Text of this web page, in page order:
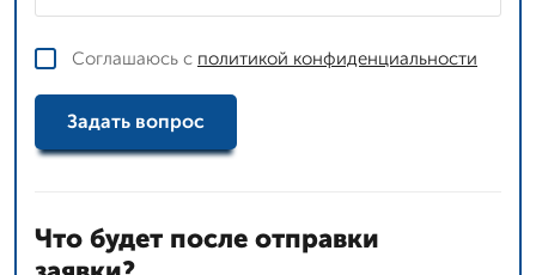
Соглашаюсь с политикой конфиденциальности
Задать вопрос
Что будет после отправки